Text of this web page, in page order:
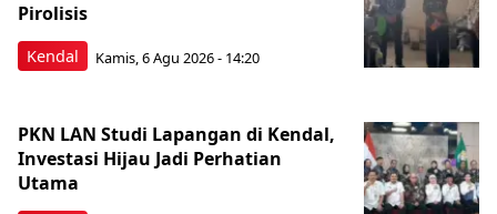
Kendal
Pirolisis
Kamis, 6 Agu 2026 - 14:20
PKN LAN Studi Lapangan di Kendal,
Investasi Hijau Jadi Perhatian
Utama